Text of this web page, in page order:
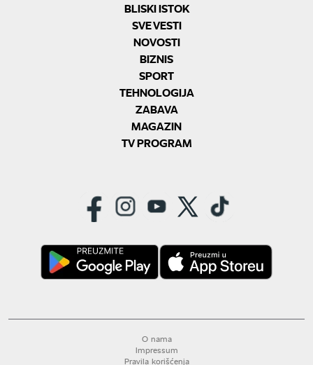
BLISKI ISTOK
SVE VESTI
NOVOSTI
BIZNIS
SPORT
TEHNOLOGIJA
ZABAVA
MAGAZIN
TV PROGRAM
O nama
Impressum
Pravila korišćenja